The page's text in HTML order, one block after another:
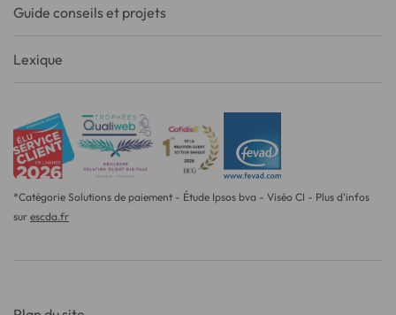
Guide conseils et projets
Lexique
*Catégorie Solutions de paiement - Étude Ipsos bva - Viséo CI - Plus d'infos
sur escda.fr